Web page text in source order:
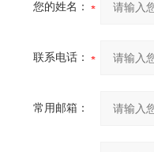
您的姓名：
联系电话：
常用邮箱：